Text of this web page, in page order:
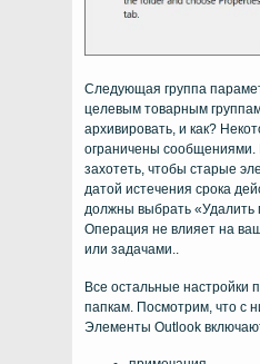
Следующая группа
целевым товарным
архивировать, и как?
ограничены
захотеть, чтобы старые
датой истечения срока
должны выбрать
Операция не влияет на
или задачами..
Все остальные настройки
папкам. Посмотрим, что с
Элементы Outlook